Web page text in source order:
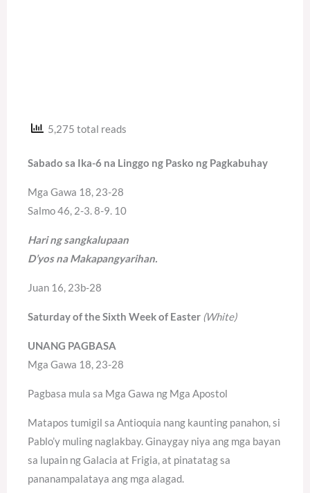
5,275 total reads
Sabado sa Ika-6 na Linggo ng Pasko ng Pagkabuhay
Mga Gawa 18, 23-28
Salmo 46, 2-3. 8-9. 10
Hari ng sangkalupaan
D’yos na Makapangyarihan.
Juan 16, 23b-28
Saturday of the Sixth Week of Easter (White)
UNANG PAGBASA
Mga Gawa 18, 23-28
Pagbasa mula sa Mga Gawa ng Mga Apostol
Matapos tumigil sa Antioquia nang kaunting panahon, si
Pablo’y muling naglakbay. Ginaygay niya ang mga bayan
sa lupain ng Galacia at Frigia, at pinatatag sa
pananampalataya ang mga alagad.